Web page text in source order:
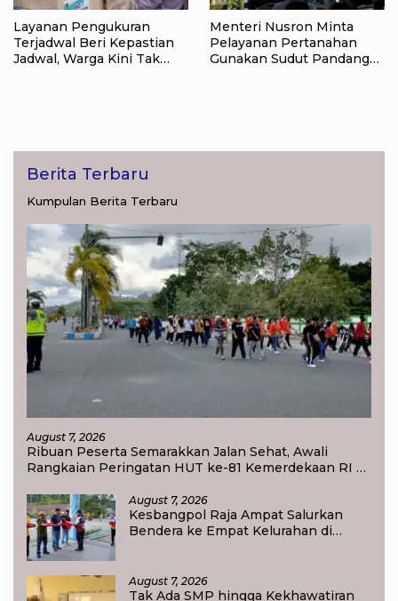
Layanan Pengukuran
Terjadwal Beri Kepastian
Jadwal, Warga Kini Tak
Menteri Nusron Minta
Pelayanan Pertanahan
Gunakan Sudut Pandang
Berita Terbaru
Kumpulan Berita Terbaru
August 7, 2026
Ribuan Peserta Semarakkan Jalan Sehat, Awali
Rangkaian Peringatan HUT ke-81 Kemerdekaan RI di
August 7, 2026
Kesbangpol Raja Ampat Salurkan
Bendera ke Empat Kelurahan di
August 7, 2026
Tak Ada SMP hingga Kekhawatiran